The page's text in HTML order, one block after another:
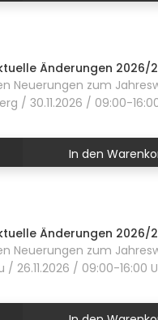
Änderungen 2026/
Neuerungen zum
/ 30.11.2026 / 09:00-
In den
Änderungen 2026/
Neuerungen zum
/ 26.11.2026 / 09:00-16:00